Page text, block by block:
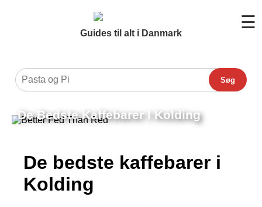
Guides til alt i Danmark
☰
Søg
De Bedste Kaffebarer I Kolding
De bedste kaffebarer i
Kolding